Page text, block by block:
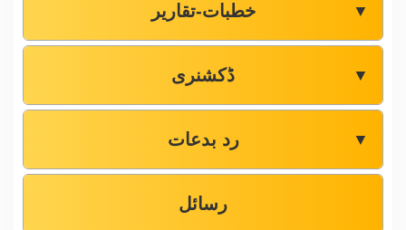
خطبات-تقاریر ▼
ڈکشنری ▼
رد بدعات ▼
رسائل